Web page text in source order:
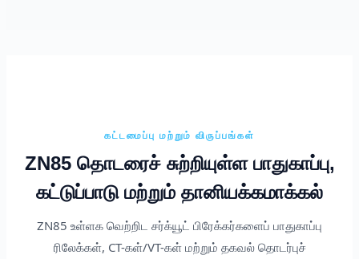
கட்டமைப்பு மற்றும் விருப்பங்கள்
ZN85 தொடரைச் சுற்றியுள்ள பாதுகாப்பு,
கட்டுப்பாடு மற்றும் தானியக்கமாக்கல்
ZN85 உள்ளக வெற்றிட சர்க்யூட் பிரேக்கர்களைப் பாதுகாப்பு
ரிலேக்கள், CT-கள்/VT-கள் மற்றும் தகவல் தொடர்புச்